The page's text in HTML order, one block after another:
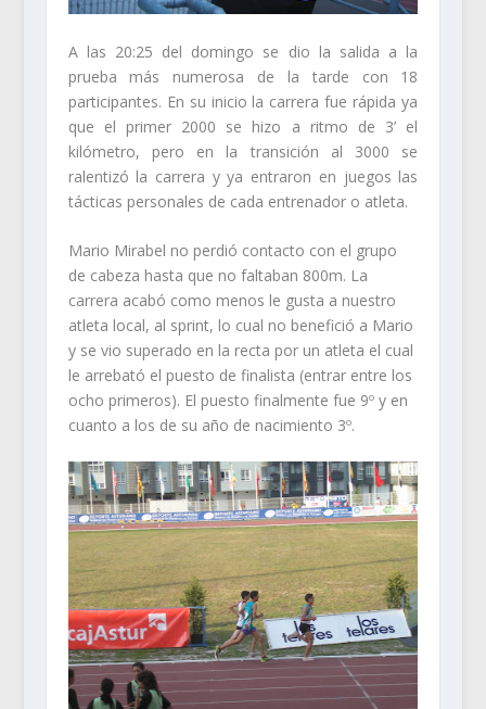
A las 20:25 del domingo se dio la salida a la
prueba más numerosa de la tarde con 18
participantes. En su inicio la carrera fue rápida ya
que el primer 2000 se hizo a ritmo de 3’ el
kilómetro, pero en la transición al 3000 se
ralentizó la carrera y ya entraron en juegos las
tácticas personales de cada entrenador o atleta.
Mario Mirabel no perdió contacto con el grupo
de cabeza hasta que no faltaban 800m. La
carrera acabó como menos le gusta a nuestro
atleta local, al sprint, lo cual no benefició a Mario
y se vio superado en la recta por un atleta el cual
le arrebató el puesto de finalista (entrar entre los
ocho primeros). El puesto finalmente fue 9º y en
cuanto a los de su año de nacimiento 3º.